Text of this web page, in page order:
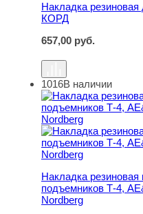
Накладка
КОРД
657,00 руб.
Накладка
1016В наличии
Накладка резиновая
подъемников Т-4,
Nordberg